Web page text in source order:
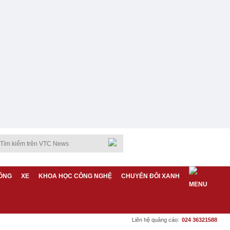
XE KHOA HỌC CÔNG NGHỆ CHUYỂN ĐỔI XANH
Liên hệ quảng cáo: 024 36321588